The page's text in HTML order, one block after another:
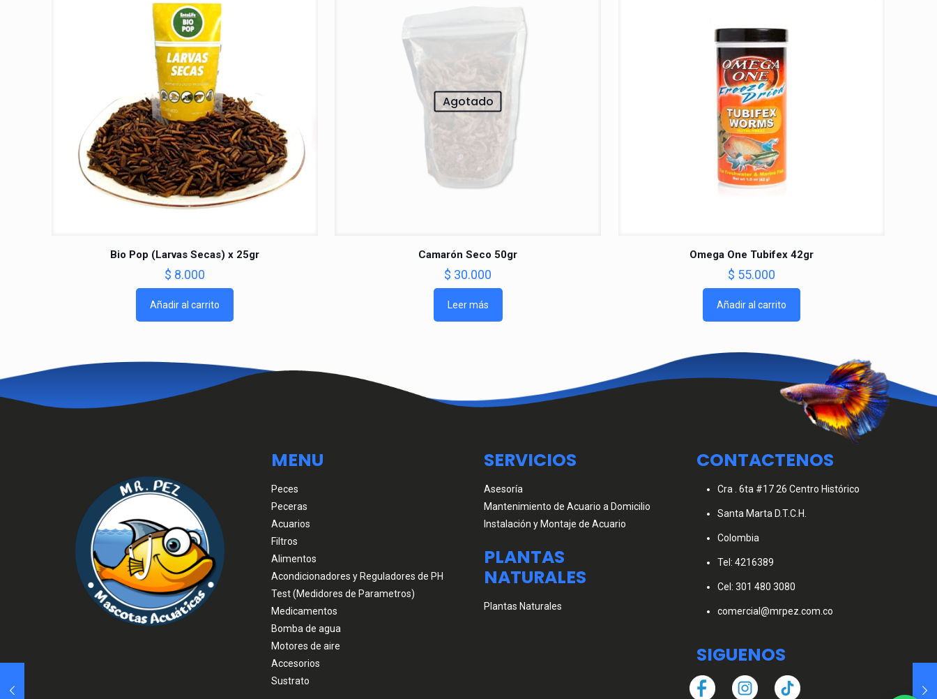
Bio Pop (Larvas Secas) x 25gr
$ 8.000
Añadir al carrito
Agotado
Camarón Seco 50gr
$ 30.000
Leer más
Omega One Tubifex 42gr
$ 55.000
Añadir al carrito
MENU
Peces
Peceras
Acuarios
Filtros
Alimentos
Acondicionadores y Reguladores de PH
Test (Medidores de Parametros)
Medicamentos
Bomba de agua
Motores de aire
Accesorios
Sustrato
SERVICIOS
Asesoría
Mantenimiento de Acuario a Domicilio
Instalación y Montaje de Acuario
PLANTAS
NATURALES
Plantas Naturales
CONTACTENOS
Cra . 6ta #17 26 Centro Histórico
Santa Marta D.T.C.H.
Colombia
Tel: 4216389
Cel: 301 480 3080
comercial@mrpez.com.co
SIGUENOS